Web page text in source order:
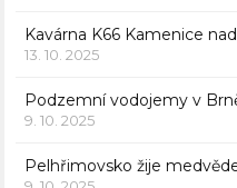
Kavárna K66 Kamenice
13. 10. 2025
Podzemní vodojemy v
9. 10. 2025
Pelhřimovsko žije